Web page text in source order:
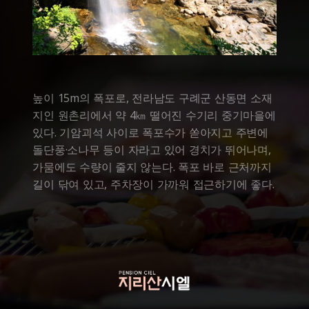
높이 15m의 폭포로, 전라남도 구례군 산동면 소재
지인 원촌리에서 약 4㎞ 떨어진 수기리 중기마을에
있다. 기암괴석 사이로 폭포수가 쏟아지고 주변에
돌단풍·소나무 등이 자라고 있어 경치가 뛰어나며,
가뭄에도 수량이 줄지 않는다. 폭포 바로 근처까지
길이 닦여 있고, 주차장이 가까워 접근하기에 좋다.